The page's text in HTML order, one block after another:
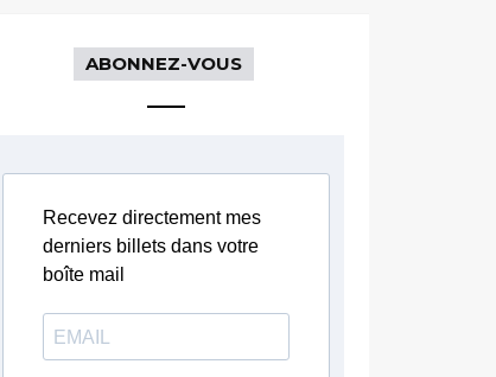
ABONNEZ-VOUS
Recevez directement mes
derniers billets dans votre
boîte mail